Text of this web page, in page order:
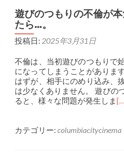
遊びのつもりの不倫が
たら…。
投稿日: 2025年3月31日
不倫は、当初遊びのつもりで
になってしまうことがありま
はずが、相手にのめり込み、
は少なくありません。 遊びの
ると、様々な問題が発生しま
カテゴリー: columbiacitycinema